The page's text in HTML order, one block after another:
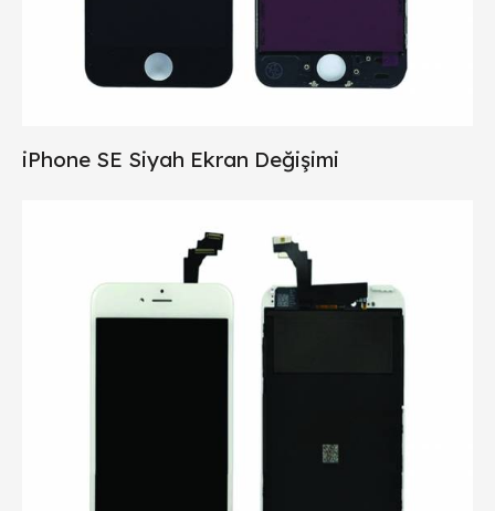
iPhone SE Siyah Ekran Değişimi